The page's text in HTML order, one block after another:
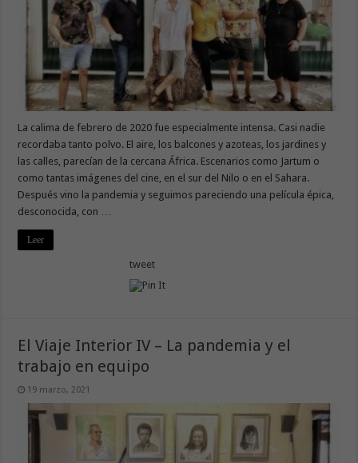
La calima de febrero de 2020 fue especialmente intensa. Casi nadie
recordaba tanto polvo. El aire, los balcones y azoteas, los jardines y
las calles, parecían de la cercana África. Escenarios como Jartum o
como tantas imágenes del cine, en el sur del Nilo o en el Sahara.
Después vino la pandemia y seguimos pareciendo una película épica,
desconocida, con …
Leer
tweet
El Viaje Interior IV – La pandemia y el
trabajo en equipo
19 marzo, 2021